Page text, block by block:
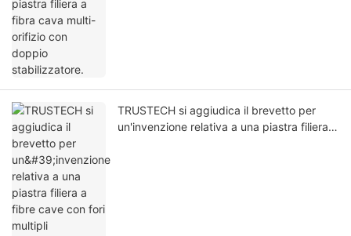
TRUSTECH si aggiudica il brevetto per
un'invenzione relativa a una piastra filiera a